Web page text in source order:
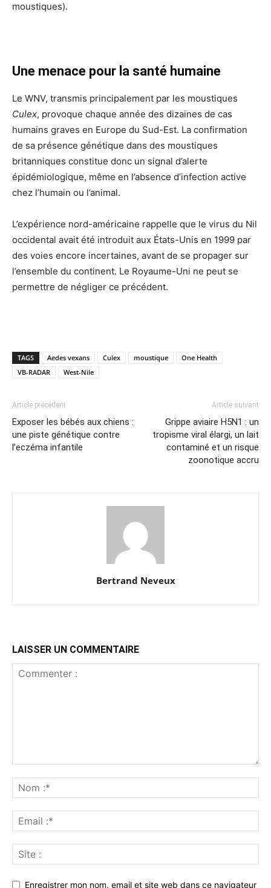
moustiques).
Une menace pour la santé humaine
Le WNV, transmis principalement par les moustiques
Culex, provoque chaque année des dizaines de cas
humains graves en Europe du Sud-Est. La confirmation
de sa présence génétique dans des moustiques
britanniques constitue donc un signal d’alerte
épidémiologique, même en l’absence d’infection active
chez l’humain ou l’animal.
L’expérience nord-américaine rappelle que le virus du Nil
occidental avait été introduit aux États-Unis en 1999 par
des voies encore incertaines, avant de se propager sur
l’ensemble du continent. Le Royaume-Uni ne peut se
permettre de négliger ce précédent.
TAGS Aedes vexans Culex moustique
One Health
VB-RADAR
West-Nile
Article précédent
Exposer les bébés aux chiens :
une piste génétique contre
l’eczéma infantile
Article suivant
Grippe aviaire H5N1 : un
tropisme viral élargi, un lait
contaminé et un risque
zoonotique accru
Bertrand Neveux
LAISSER UN COMMENTAIRE
Enregistrer mon nom, email et site web dans ce navigateur